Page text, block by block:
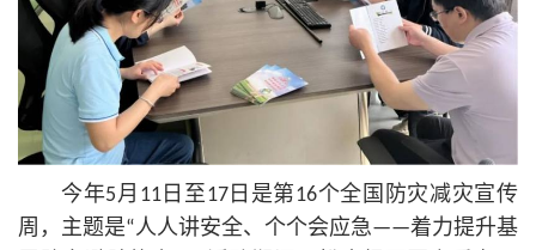
今年5月11日至17日是第16个全国防灾减灾宣传
周，主题是“人人讲安全、个个会应急——着力提升基